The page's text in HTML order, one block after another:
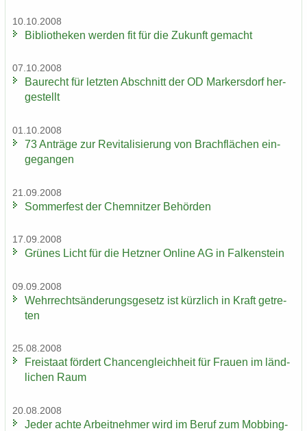
10.10.2008
Bi­blio­the­ken wer­den fit für die Zu­kunft ge­macht
07.10.2008
Bau­recht für letz­ten Ab­schnitt der OD Mar­kers­dorf her­
ge­stellt
01.10.2008
73 An­trä­ge zur Re­vi­ta­li­sie­rung von Brach­flä­chen ein­
ge­gan­gen
21.09.2008
Som­mer­fest der Chem­nit­zer Be­hör­den
17.09.2008
Grü­nes Licht für die Hetz­ner On­line AG in Fal­ken­stein
09.09.2008
Wehr­rechts­än­de­rungs­ge­setz ist kürz­lich in Kraft ge­tre­
ten
25.08.2008
Frei­staat för­dert Chan­cen­gleich­heit für Frau­en im länd­
li­chen Raum
20.08.2008
Jeder achte Ar­beit­neh­mer wird im Beruf zum Mobbing-​